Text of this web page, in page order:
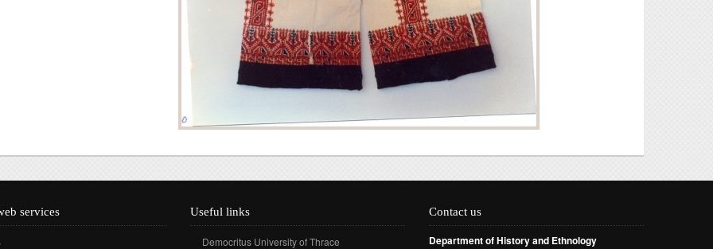
services Useful links
Democritus University of Thrace
Contact us
Department of History and Ethnology